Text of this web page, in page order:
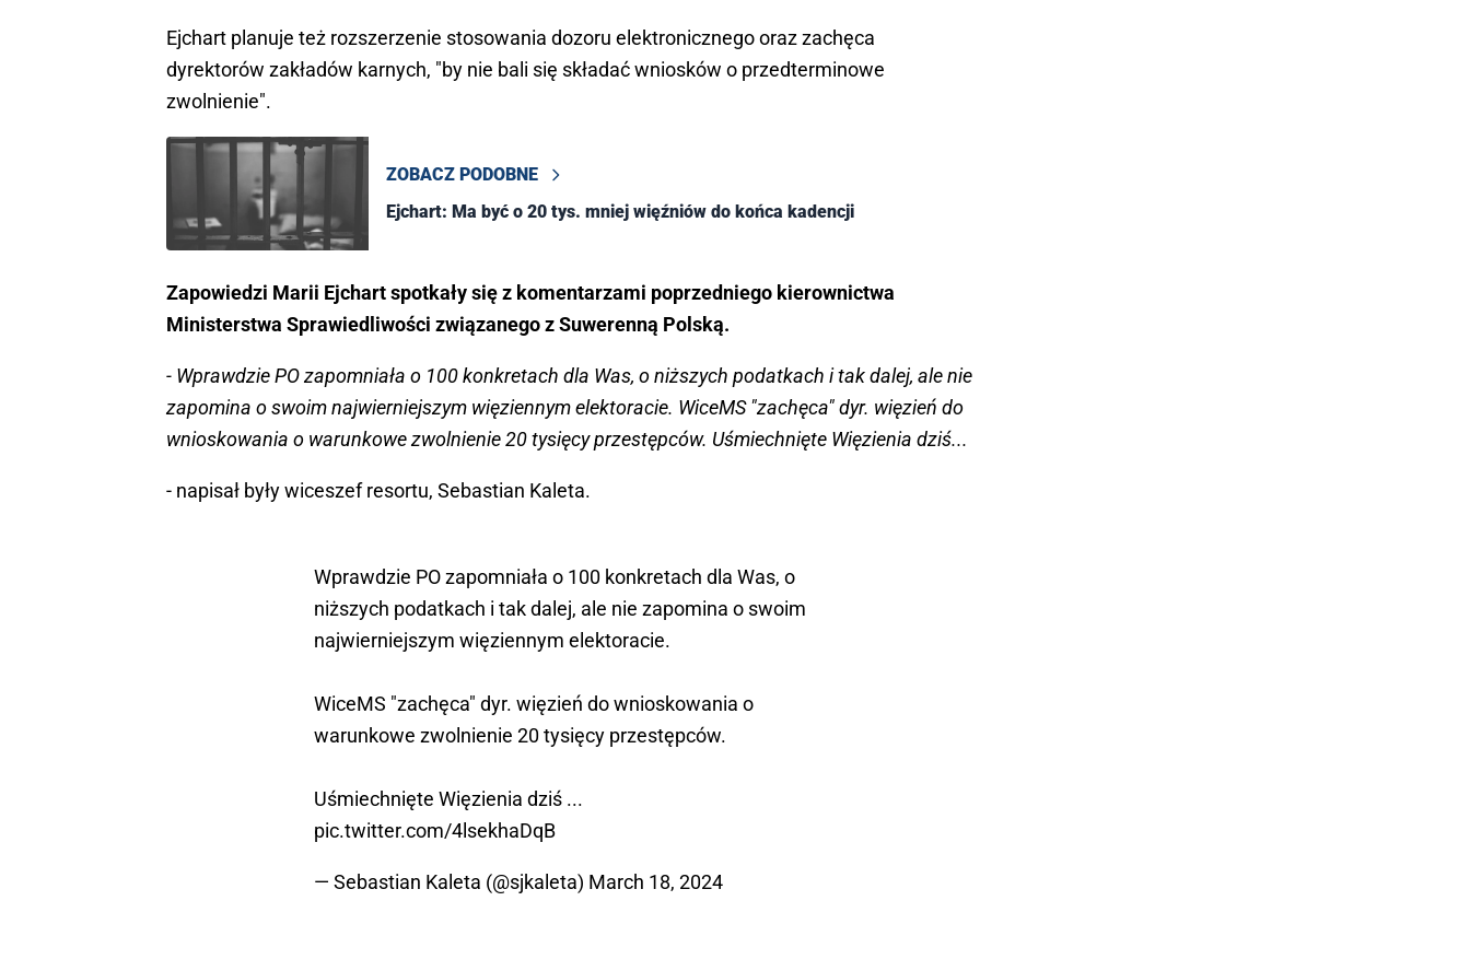
Ejchart planuje też rozszerzenie stosowania dozoru elektronicznego oraz zachęca
dyrektorów zakładów karnych, "by nie bali się składać wniosków o przedterminowe
zwolnienie".
ZOBACZ PODOBNE
Ejchart: Ma być o 20 tys. mniej więźniów do końca kadencji
Zapowiedzi Marii Ejchart spotkały się z komentarzami poprzedniego kierownictwa
Ministerstwa Sprawiedliwości związanego z Suwerenną Polską.
- Wprawdzie PO zapomniała o 100 konkretach dla Was, o niższych podatkach i tak dalej, ale nie
zapomina o swoim najwierniejszym więziennym elektoracie. WiceMS "zachęca" dyr. więzień do
wnioskowania o warunkowe zwolnienie 20 tysięcy przestępców. Uśmiechnięte Więzienia dziś...
- napisał były wiceszef resortu, Sebastian Kaleta.
Wprawdzie PO zapomniała o 100 konkretach dla Was, o
niższych podatkach i tak dalej, ale nie zapomina o swoim
najwierniejszym więziennym elektoracie.
WiceMS "zachęca" dyr. więzień do wnioskowania o
warunkowe zwolnienie 20 tysięcy przestępców.
Uśmiechnięte Więzienia dziś ...
pic.twitter.com/4lsekhaDqB
— Sebastian Kaleta (@sjkaleta) March 18, 2024